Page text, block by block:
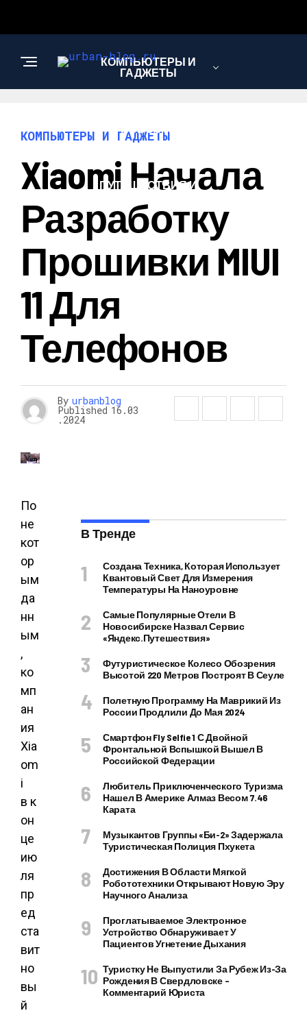
КОМПЬЮТЕРЫ И
ГАДЖЕТЫ
НОВОСТИ
ПУТЕШЕСТВИЯ И
КОМПЬЮТЕРЫ И ГАДЖЕТЫ
Xiaomi Начала
Разработку
Прошивки MIUI
11 Для
Телефонов
By urbanblog
Published 16.03
.2024
По
не
кот
ор
ым
да
нн
ым
,
ко
мп
ан
ия
Xia
om
i
в к
он
це
ию
ля
пр
ед
ста
вит
но
вы
й
В Тренде
Создана Техника, Которая Использует
Квантовый Свет Для Измерения
Температуры На Наноуровне
Самые Популярные Отели В
Новосибирске Назвал Сервис
«Яндекс.Путешествия»
Футуристическое Колесо Обозрения
Высотой 220 Метров Построят В Сеуле
Полетную Программу На Маврикий Из
России Продлили До Мая 2024
Смартфон Fly Selfie 1 С Двойной
Фронтальной Вспышкой Вышел В
Российской Федерации
Любитель Приключенческого Туризма
Нашел В Америке Алмаз Весом 7.46
Карата
Музыкантов Группы «Би-2» Задержала
Туристическая Полиция Пхукета
Достижения В Области Мягкой
Робототехники Открывают Новую Эру
Научного Анализа
Проглатываемое Электронное
Устройство Обнаруживает У
Пациентов Угнетение Дыхания
Туристку Не Выпустили За Рубеж Из-За
Рождения В Свердловске –
Комментарий Юриста